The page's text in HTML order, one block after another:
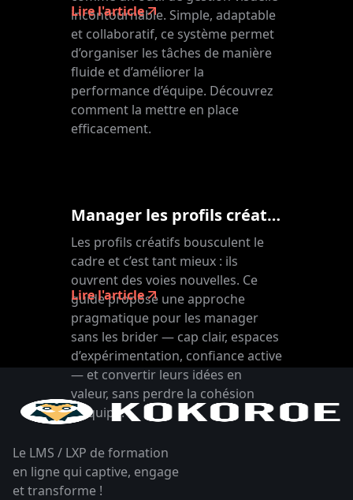
incontournable. Simple, adaptable
et collaboratif, ce système permet
d’organiser les tâches de manière
fluide et d’améliorer la
performance d’équipe. Découvrez
comment la mettre en place
efficacement.
Lire l'article
Manager les profils créatifs : le mode d’emploi des leaders qui libèrent le talent
Les profils créatifs bousculent le
cadre et c’est tant mieux : ils
ouvrent des voies nouvelles. Ce
guide propose une approche
pragmatique pour les manager
sans les brider — cap clair, espaces
d’expérimentation, confiance active
— et convertir leurs idées en
valeur, sans perdre la cohésion
d’équipe.
Lire l'article
Le LMS / LXP de formation
en ligne qui captive, engage
et transforme !